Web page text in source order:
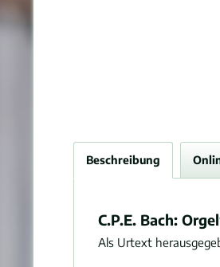
Beschreibung
C.P.E. Bach:
Als Urtext